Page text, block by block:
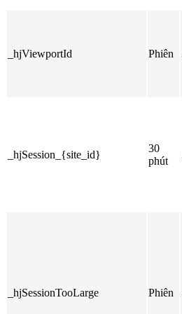
_hjViewportId Phiên
_hjSession_{site_id}
30
phút
_hjSessionTooLarge Phiên